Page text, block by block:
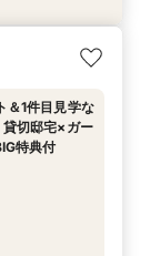
New貸切邸
水×緑のチャ
州牛コース試
ドレス特典
牛試食
心”見積相談
華試食×安心
式体験＆10大
マホで簡単！
＆1件目見学な
切邸宅×ガー
特典付